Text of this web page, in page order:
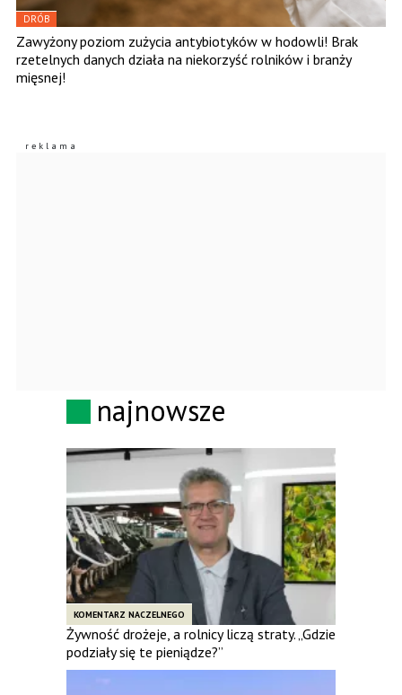
DRÓB
Zawyżony poziom zużycia antybiotyków w hodowli! Brak
rzetelnych danych działa na niekorzyść rolników i branży
mięsnej!
najnowsze
KOMENTARZ NACZELNEGO
Żywność drożeje, a rolnicy liczą straty. „Gdzie
podziały się te pieniądze?”